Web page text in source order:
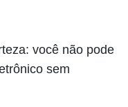
você não pode
sem